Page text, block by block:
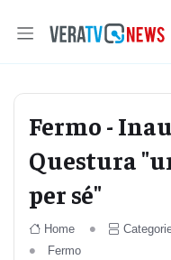
Fermo -
Questura
per sé"
Home
Fermo